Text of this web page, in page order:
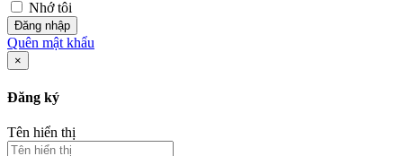
Nhớ tôi
Đăng nhập
Quên mật khẩu
×
Đăng ký
Tên hiển thị